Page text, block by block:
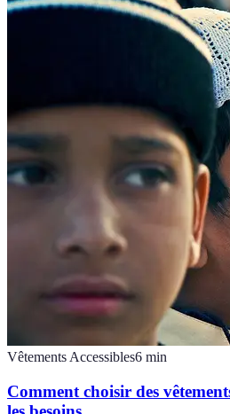
Vêtements Accessibles6 min
Comment choisir des